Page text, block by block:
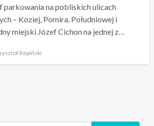
parkowania na pobliskich ulicach
– Koziej, Pomira, Południowej i
miejski Józef Cichon na jednej z…
Repiński